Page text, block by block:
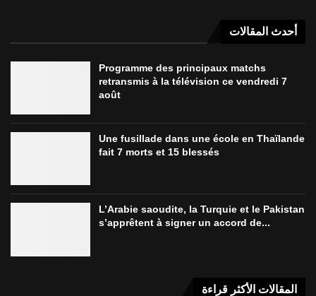
أحدث المقالات
Programme des principaux matchs
retransmis à la télévision ce vendredi 7
août
Une fusillade dans une école en Thaïlande
fait 7 morts et 15 blessés
L’Arabie saoudite, la Turquie et le Pakistan
s’apprêtent à signer un accord de...
المقالات الأكثر قراءة